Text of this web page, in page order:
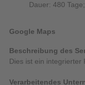
Dauer: 480 Tage;
Google Maps
Beschreibung des
Dies ist ein integrierter
Verarbeitendes